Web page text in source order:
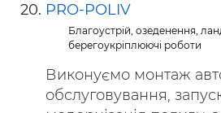
PRO-POLIV
Благоустрій, озеденення,
берегоукріплюючі роботи
Виконуємо монтаж
обслуговування,